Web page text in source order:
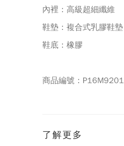
內裡：高級超細纖維
鞋墊：複合式乳膠鞋墊
鞋底：橡膠
商品編號： P16M9201
了解更多